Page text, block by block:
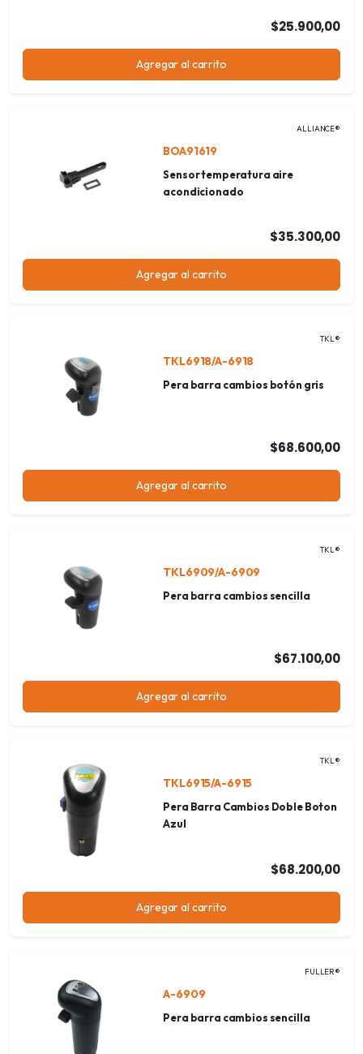
$25.900,00
Agregar al carrito
ALLIANCE®
BOA91619
Sensor temperatura aire
acondicionado
$35.300,00
Agregar al carrito
TKL®
TKL6918/A-6918
Pera barra cambios botón gris
$68.600,00
Agregar al carrito
TKL®
TKL6909/A-6909
Pera barra cambios sencilla
$67.100,00
Agregar al carrito
TKL®
TKL6915/A-6915
Pera Barra Cambios Doble Boton
Azul
$68.200,00
Agregar al carrito
FULLER®
A-6909
Pera barra cambios sencilla